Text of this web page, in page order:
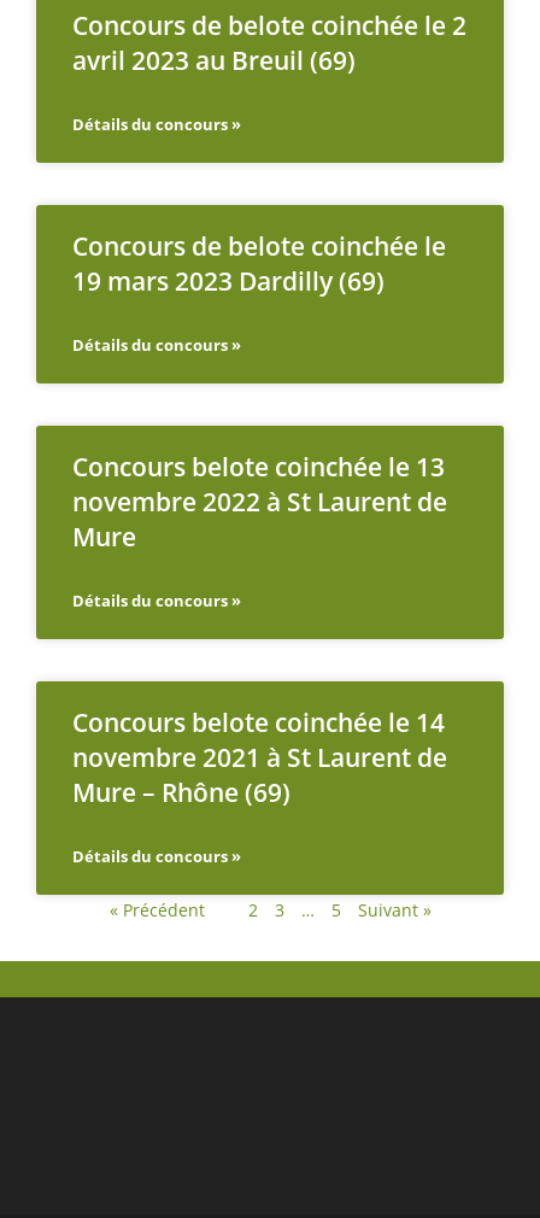
Concours de belote coinchée le 2
avril 2023 au Breuil (69)
Détails du concours »
Concours de belote coinchée le
19 mars 2023 Dardilly (69)
Détails du concours »
Concours belote coinchée le 13
novembre 2022 à St Laurent de
Mure
Détails du concours »
Concours belote coinchée le 14
novembre 2021 à St Laurent de
Mure – Rhône (69)
Détails du concours »
« Précédent 2 3 … 5 Suivant »